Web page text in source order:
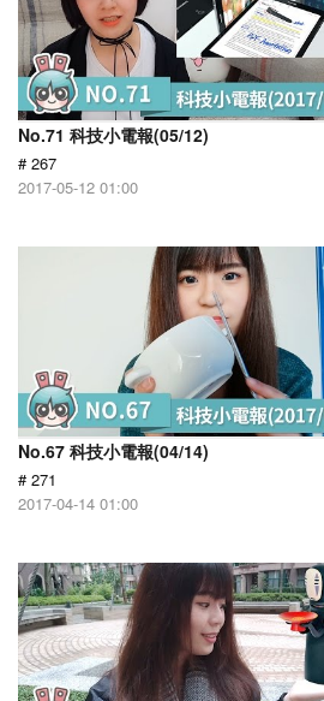
No.71 科技小電報(05/12)
# 267
2017-05-12 01:00
No.67 科技小電報(04/14)
# 271
2017-04-14 01:00